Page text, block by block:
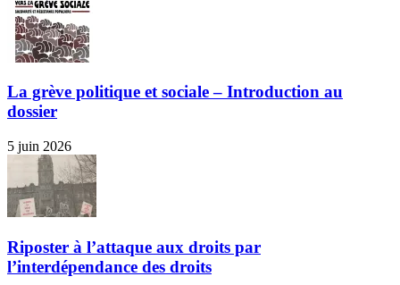
La grève politique et sociale – Introduction au
dossier
5 juin 2026
Riposter à l’attaque aux droits par
l’interdépendance des droits